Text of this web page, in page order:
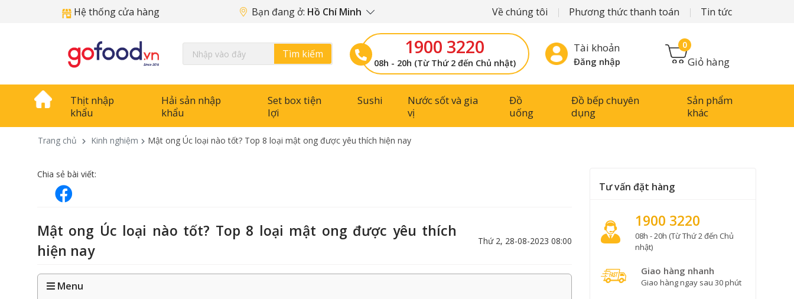
Hệ thống cửa hàng Bạn đang ở: Hồ Chí Minh Về chúng tôi Phương thức thanh toán Tin tức
Tìm kiếm 1900 3220
08h - 20h (Từ Thứ 2 đến Chủ nhật)
Tài khoản
Đăng nhập Giỏ hàng
0
Thịt nhập
khẩu
Hải sản nhập
khẩu
Set box tiện
lợi
Sushi
Nước sốt và gia
vị
Đồ
uống
Đồ bếp chuyên
dụng
Sản phẩm
khác
Trang chủ Kinh nghiệm Mật ong Úc loại nào tốt? Top 8 loại mật ong được yêu thích hiện nay
Chia sẻ bài viết:
Mật ong Úc loại nào tốt? Top 8 loại mật ong được yêu thích
hiện nay
Thứ 2, 28-08-2023 08:00
Menu
Tư vấn đặt hàng
1900 3220
08h - 20h (Từ Thứ 2 đến Chủ
nhật)
Giao hàng nhanh
Giao hàng ngay sau 30 phút